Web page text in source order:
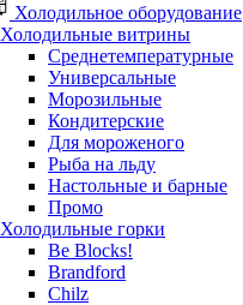
Холодильное оборудование
Холодильные витрины
Среднетемпературные
Универсальные
Морозильные
Кондитерские
Для мороженого
Рыба на льду
Настольные и барные
Промо
Холодильные горки
Be Blocks!
Brandford
Chilz